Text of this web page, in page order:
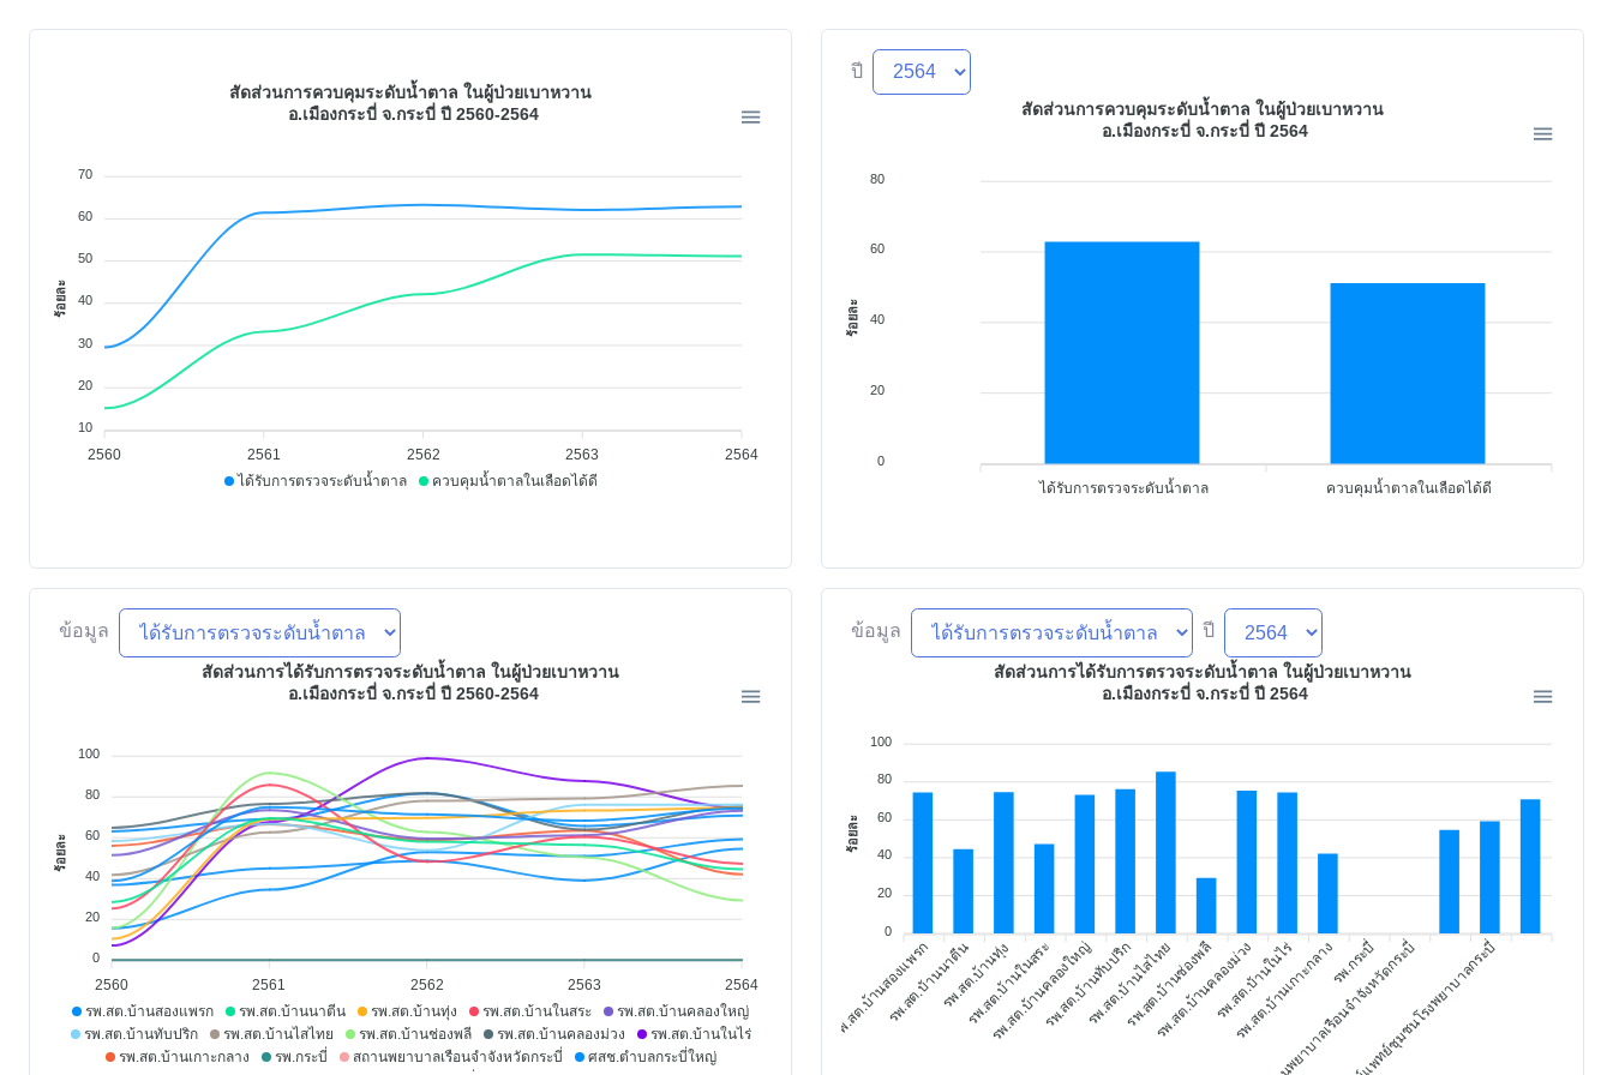
ได้รับการตรวจระดับน้ำตาล ควบคุมน้ำตาลในเลือดได้ดี
2560 2561 2562 2563 2564
สัดส่วนการควบคุมระดับน้ำตาล ในผู้ป่วยเบาหวาน
อ.เมืองกระบี่ จ.กระบี่ ปี 2560-2564
70
60
50
40
30
20
10
ร้อยละ
ปี
ได้รับการตรวจระดับน้ำตาล ควบคุมน้ำตาลในเลือดได้ดี
สัดส่วนการควบคุมระดับน้ำตาล ในผู้ป่วยเบาหวาน
อ.เมืองกระบี่ จ.กระบี่ ปี 2564
80
60
40
20
0
ร้อยละ
ข้อมูล
รพ.สต.บ้านสองแพรก รพ.สต.บ้านนาตีน รพ.สต.บ้านทุ่ง รพ.สต.บ้านในสระ
รพ.สต.บ้านคลองใหญ่
รพ.สต.บ้านทับปริก
รพ.สต.บ้านไสไทย รพ.สต.บ้านช่องพลี รพ.สต.บ้านคลองม่วง
รพ.สต.บ้านในไร่
รพ.สต.บ้านเกาะกลาง
รพ.กระบี่ สถานพยาบาลเรือนจำจังหวัดกระบี่
ศสช.ตำบลกระบี่ใหญ่
2560 2561 2562 2563 2564
สัดส่วนการได้รับการตรวจระดับน้ำตาล ในผู้ป่วยเบาหวาน
อ.เมืองกระบี่ จ.กระบี่ ปี 2560-2564
100
80
60
40
20
0
ร้อยละ
ข้อมูล ปี
รพ.สต.บ้านสองแพรก
รพ.สต.บ้านนาตีนรพ.สต.บ้านทุ่ง
รพ.สต.บ้านในสระ
รพ.สต.บ้านคลองใหญ่
รพ.สต.บ้านทับปริก
รพ.สต.บ้านไสไทย
รพ.สต.บ้านช่องพลี
รพ.สต.บ้านคลองม่วงรพ.สต.บ้านในไร่
รพ.สต.บ้านเกาะกลางรพ.กระบี่
สถานพยาบาลเรือนจำจังหวัดกระบี่
ศูนย์แพทย์ชุมชนโรงพยาบาลกระบี่
สัดส่วนการได้รับการตรวจระดับน้ำตาล ในผู้ป่วยเบาหวาน
อ.เมืองกระบี่ จ.กระบี่ ปี 2564
100
80
60
40
20
0
ร้อยละ